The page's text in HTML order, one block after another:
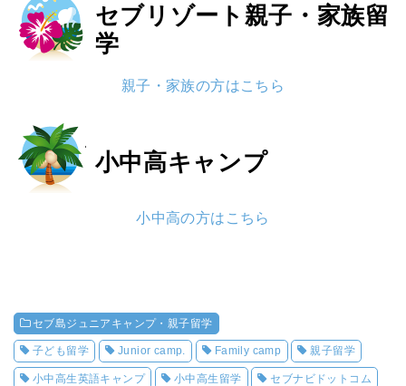
セブリゾート 親子・家族留
学
親子・家族の方はこちら
小中高キャンプ
小中高の方はこちら
セブ島ジュニアキャンプ・親子留学
子ども留学 Junior camp. Family camp 親子留学
小中高生英語キャンプ 小中高生留学 セブナビドットコム